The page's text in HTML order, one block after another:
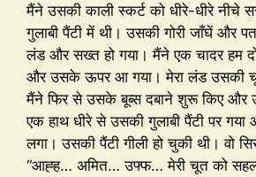
मैंने उसकी काली स्कर्ट को धीरे-धीरे नीचे
गुलाबी पैंटी में थी। उसकी गोरी जाँघें और
लंड और सख्त हो गया। मैंने एक चादर हम
और उसके ऊपर आ गया। मेरा लंड उसकी
मैंने फिर से उसके बूब्स दबाने शुरू किए और
एक हाथ धीरे से उसकी गुलाबी पैंटी पर
लगा। उसकी पैंटी गीली हो चुकी थी। वो
“आह्ह… अमित… उफ्फ… मेरी चूत को